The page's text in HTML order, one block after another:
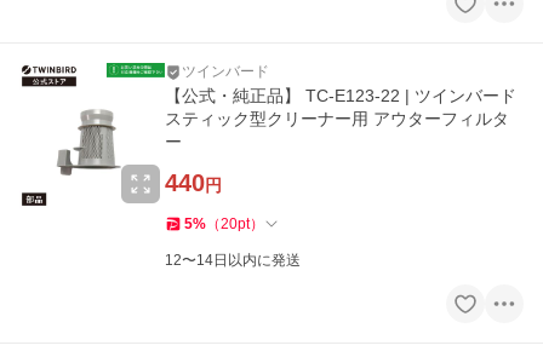
ツインバード
【公式・純正品】 TC-E123-22 | ツインバード
スティック型クリーナー用 アウターフィルタ
ー
440円
5% （20pt）
12〜14日以内に発送